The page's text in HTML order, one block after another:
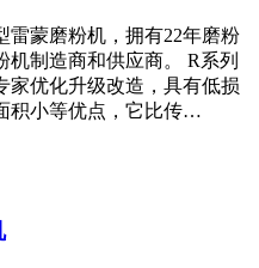
雷蒙磨粉机，拥有22年磨粉
制造商和供应商。 R系列
家优化升级改造，具有低损
积小等优点，它比传…